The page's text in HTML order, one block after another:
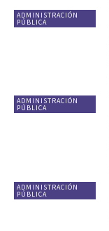
ADMINISTRACIÓN
PÚBLICA
ADMINISTRACIÓN
PÚBLICA
ADMINISTRACIÓN
PÚBLICA